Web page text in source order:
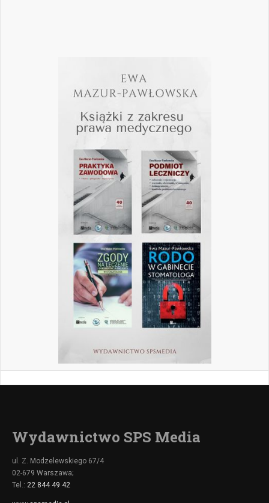
Wydawnictwo SPS Media
ul. Z. Modzelewskiego 67/4
02-679 Warszawa;
Tel.: 22 844 49 42